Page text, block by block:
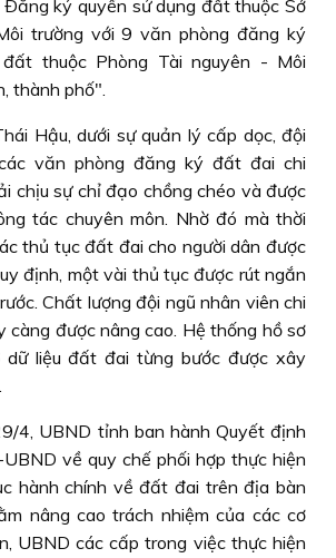
ký quyền sử dụng đất thuộc Sở
trường với 9 văn phòng đăng ký
thuộc Phòng Tài nguyên - Môi
thành phố".
Hậu, dưới sự quản lý cấp dọc, đội
văn phòng đăng ký đất đai chi
chịu sự chỉ đạo chồng chéo và được
tác chuyên môn. Nhờ đó mà thời
thủ tục đất đai cho người dân được
định, một vài thủ tục được rút ngắn
Chất lượng đội ngũ nhân viên chi
càng được nâng cao. Hệ thống hồ sơ
dữ liệu đất đai từng bước được xây
4, UBND tỉnh ban hành Quyết định
về quy chế phối hợp thực hiện
hành chính về đất đai trên địa bàn
nâng cao trách nhiệm của các cơ
UBND các cấp trong việc thực hiện